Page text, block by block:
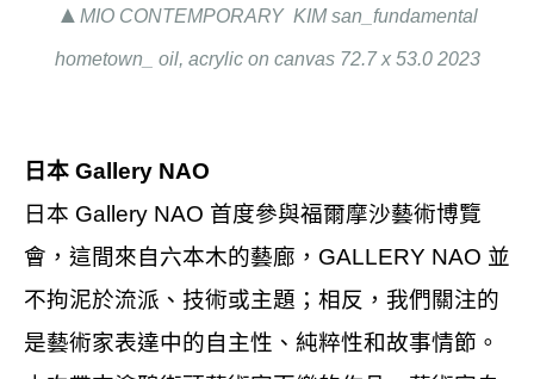
▲ MIO CONTEMPORARY KIM san_fundamental
hometown_ oil, acrylic on canvas 72.7 x 53.0 2023
日本 Gallery NAO
日本 Gallery NAO 首度參與福爾摩沙藝術博覽
會，這間來自六本木的藝廊，GALLERY NAO 並
不拘泥於流派、技術或主題；相反，我們關注的
是藝術家表達中的自主性、純粹性和故事情節。